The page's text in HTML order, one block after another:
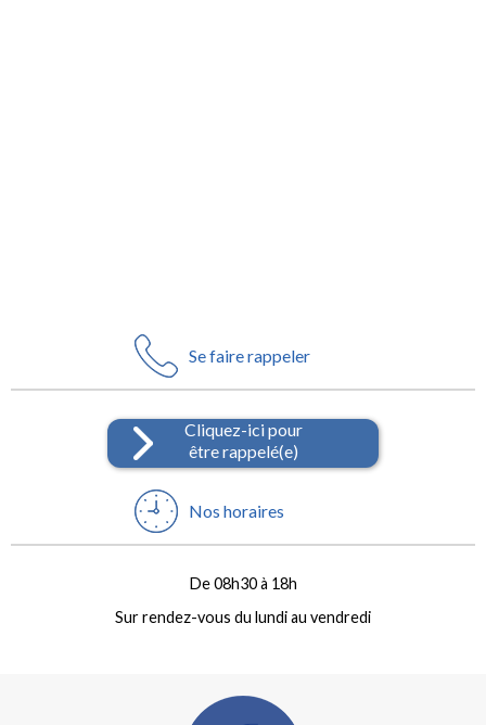
Se faire rappeler
Cliquez-ici pour
être rappelé(e)
Nos horaires
De 08h30 à 18h
Sur rendez-vous du lundi au vendredi